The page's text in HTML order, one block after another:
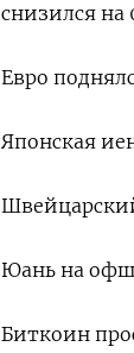
снизился на
Евро
Японская
Юань на
Биткоин